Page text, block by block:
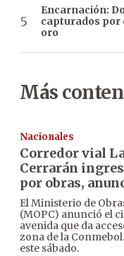
Encarnación:
capturados por
oro
Más
Nacionales
Corredor vial
Cerrarán
por obras,
El Ministerio de
(MOPC) anunció el
avenida que da
zona de la
este sábado.